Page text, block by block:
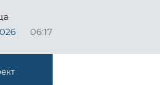
06:17